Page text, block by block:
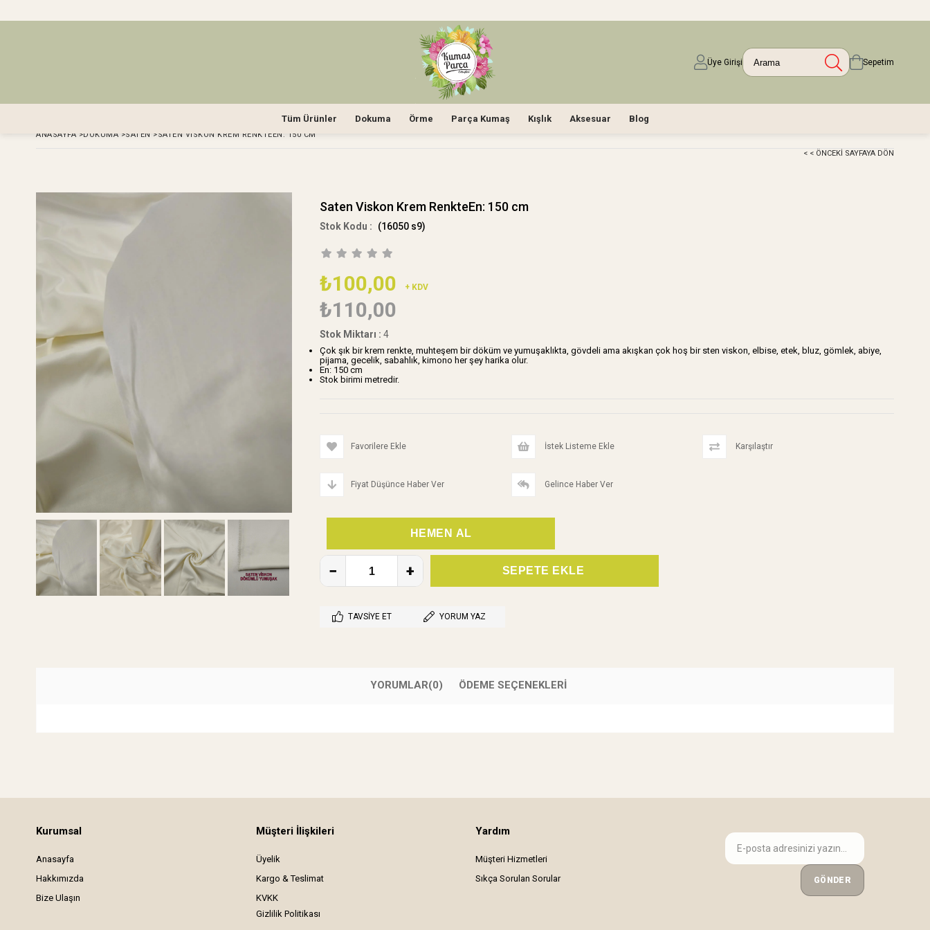
Üye Girişi Sepetim
Tüm Ürünler Dokuma Örme Parça Kumaş Kışlık Aksesuar Blog
ANASAYFA >DOKUMA >SATEN >SATEN VISKON KREM RENKTEEN: 150 CM
< < ÖNCEKI SAYFAYA DÖN
Saten Viskon Krem RenkteEn: 150 cm
(16050 s9)
₺100,00 + KDV
₺110,00
Stok Miktarı : 4
Çok şık bir krem renkte, muhteşem bir döküm ve yumuşaklıkta, gövdeli ama akışkan çok hoş bir sten viskon, elbise, etek, bluz, gömlek, abiye,
pijama, gecelik, sabahlık, kimono her şey harika olur.
En: 150 cm
Stok birimi metredir.
Favorilere Ekle İstek Listeme Ekle Karşılaştır
Fiyat Düşünce Haber Ver Gelince Haber Ver
TAVSIYE ET YORUM YAZ
YORUMLAR(0) ÖDEME SEÇENEKLERI
Kurumsal
Anasayfa
Hakkımızda
Bize Ulaşın
Müşteri İlişkileri
Üyelik
Kargo & Teslimat
KVKK
Gizlilik Politikası
Yardım
Müşteri Hizmetleri
Sıkça Sorulan Sorular
GÖNDER